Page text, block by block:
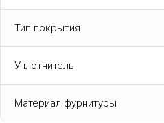
Тип покрытия
Уплотнитель
Материал фурнитуры